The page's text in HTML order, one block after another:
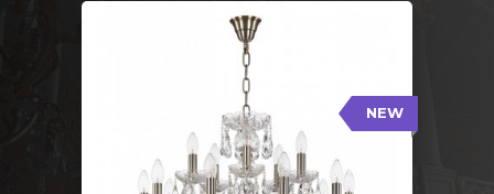
NEW
117/10+5/240 Pa
Тип: Стеклянный рожок